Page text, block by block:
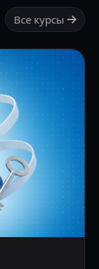
Все курсы